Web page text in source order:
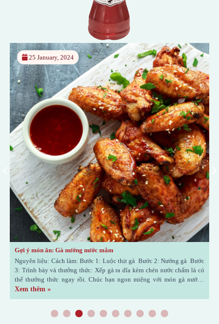
Gợi ý món ăn: Gà nướng nước mắm
Nguyên liệu: Cách làm: Bước 1: Luộc thịt gà Bước 2: Nướng gà Bước
3: Trình bày và thưởng thức: Xếp gà ra dĩa kèm chén nước chấm là có
thể thưởng thức ngay rồi. Chúc bạn ngon miệng với món gà nướng
nước mắm nhé! (Nguồn: Sưu tầm) Xem
Xem thêm »
25 January, 2024
1 2 3 4 5 6 7 8 9
1